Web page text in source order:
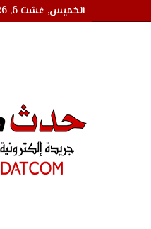
الخميس, غشت 6, 2026